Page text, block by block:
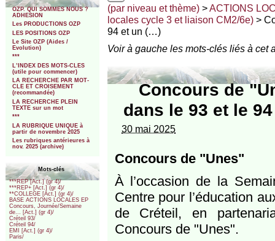
OZP. QUI SOMMES NOUS ?
ADHESION
Les PRODUCTIONS OZP
LES POSITIONS OZP
Le Site OZP (Aides /
Evolution)
***
L’INDEX DES MOTS-CLES
(utile pour commencer)
LA RECHERCHE PAR MOT-
CLE ET CROISEMENT
(recommandée)
LA RECHERCHE PLEIN
TEXTE sur un mot
***
LA RUBRIQUE UNIQUE à
partir de novembre 2025
Les rubriques antérieures à
nov. 2025 (archive)
Mots-clés
***REP [Act.] (gr 4)/
***REP+ [Act.] (gr 4)/
**COLLEGE [Act.] (gr 4)/
BASE ACTIONS LOCALES EP
Concours, Journée/Semaine
de... [Act.] (gr 4)/
Créteil 93/
Créteil 94/
EMI [Act.] (gr 4)/
Paris/
(par niveau et thème)>ACTIONS
locales cycle 3 et liaison CM2/6e)>
94 et un (…)
Voir à gauche les mots-clés liés à cet
Concours de
dans le 93 et le
30 mai 2025
Concours de "Unes"
À l’occasion de la
Centre pour l’éducation
de Créteil, en
Concours de "Unes".